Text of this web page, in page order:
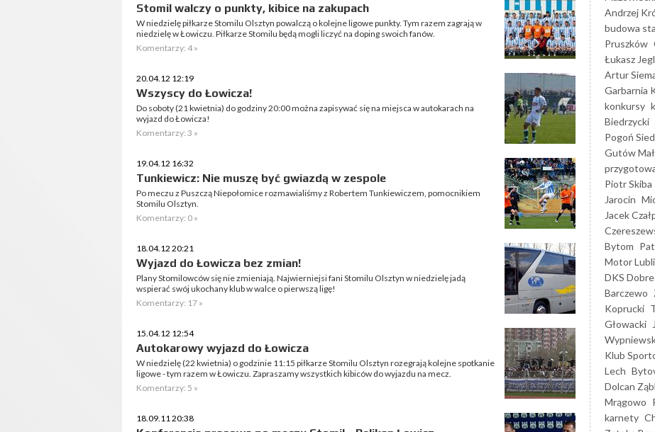
Stomil walczy o punkty, kibice na zakupach
W niedzielę piłkarze Stomilu Olsztyn powalczą o kolejne ligowe punkty. Tym razem zagrają w
niedzielę w Łowiczu. Piłkarze Stomilu będą mogli liczyć na doping swoich fanów.
Komentarzy: 4 »
20.04.12 12:19
Wszyscy do Łowicza!
Do soboty (21 kwietnia) do godziny 20:00 można zapisywać się na miejsca w autokarach na
wyjazd do Łowicza!
Komentarzy: 3 »
19.04.12 16:32
Tunkiewicz: Nie muszę być gwiazdą w zespole
Po meczu z Puszczą Niepołomice rozmawialiśmy z Robertem Tunkiewiczem, pomocnikiem
Stomilu Olsztyn.
Komentarzy: 0 »
18.04.12 20:21
Wyjazd do Łowicza bez zmian!
Plany Stomilowców się nie zmieniają. Najwierniejsi fani Stomilu Olsztyn w niedzielę jadą
wspierać swój ukochany klub w walce o pierwszą ligę!
Komentarzy: 17 »
15.04.12 12:54
Autokarowy wyjazd do Łowicza
W niedzielę (22 kwietnia) o godzinie 11:15 piłkarze Stomilu Olsztyn rozegrają kolejne spotkanie
ligowe - tym razem w Łowiczu. Zapraszamy wszystkich kibiców do wyjazdu na mecz.
Komentarzy: 5 »
18.09.11 20:38
Andrzej
budowa
Pruszków
Łukasz
Artur
Garbarnia
konkursy
Biedrzycki
Pogoń
Gutów
Piotr Skiba
Jarocin
Jacek
Bytom
Motor
DKS
Barczewo
Koprucki
Głowacki
Klub
Lech
Dolcan
Mrągowo
karnety